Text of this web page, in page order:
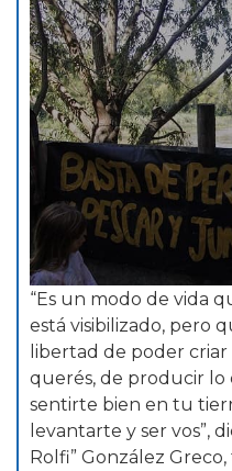
“Es un modo de vida
está visibilizado, pero
libertad de poder criar
querés, de producir lo
sentirte bien en tu
levantarte y ser vos”,
Rolfi” González